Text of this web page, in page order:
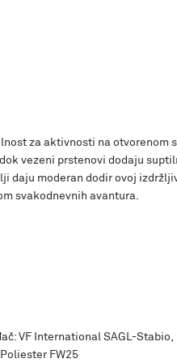
za aktivnosti na otvorenom
vezeni prstenovi dodaju
daju moderan dodir ovoj
svakodnevnih avantura.
VF International SAGL-Stabio,
FW25